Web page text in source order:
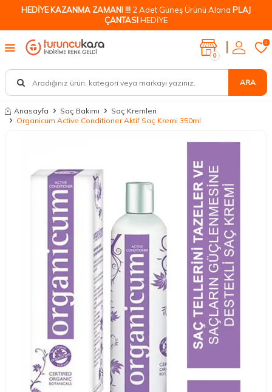
HEDİYE KAZANMA ZAMANI !!! 2 Adet Güneş Ürünü Alana PLAJ
ÇANTASIHEDİYE
ARA
0
0
Anasayfa Saç Bakımı
Saç Kremleri
Organicum Active Conditioner Aktif Saç Kremi 350ml